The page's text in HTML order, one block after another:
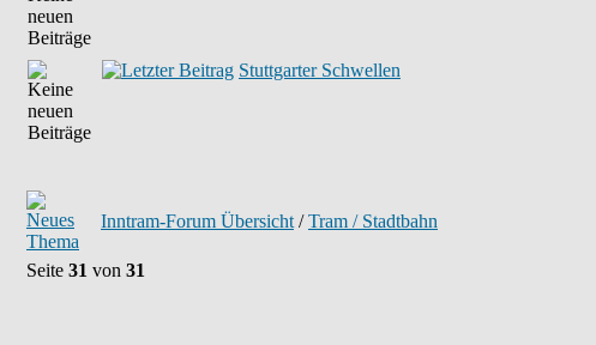
Stuttgarter Schwellen
Inntram-Forum Übersicht /Tram / Stadtbahn
Seite 31 von 31